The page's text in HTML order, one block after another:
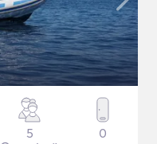
5
0